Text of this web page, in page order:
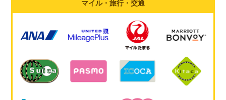
マイル・旅行・交通